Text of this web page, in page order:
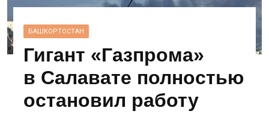
БАШКОРТОСТАН
Гигант «Газпрома»
в Салавате полностью
остановил работу